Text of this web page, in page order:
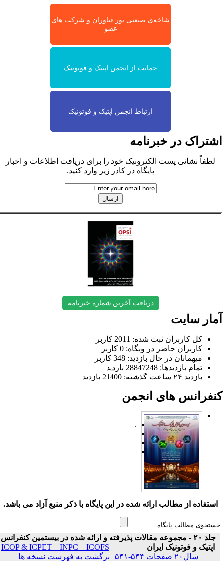
شاخه‌ی صنعتی نور فناوران و شرکت های
عضو
حمایت از انجمن اپتیک و فوتونیک
ارتباط انجمن اپتیک و فوتونیک
در خبرنامه
لطفاً نشانی پست الکترونیک خود را برای دریافت اطلاعات و اخبار
پایگاه در کادر زیر وارد کنید.
دریافت آخرین شماره خبرنامه
سایت
کل کاربران ثبت شده: 2011 کاربر
کاربران حاضر در وبگاه: 0 کاربر
میهمانان در حال بازدید: 348 کاربر
تمام بازدید‌ها: 28847248 بازدید
بازدید ۲۴ ساعت گذشته: 21400 بازدید
های انجمن
.
استفاده از مطالب ارائه شده در این پایگاه با ذکر منبع آزاد می باشد.
جلد ۲۰ - مجموعه مقالات پذیرفته و ارائه شده در بیستمین کنفرانس
اپتیک و فوتونیک ایران
ICOP & ICPET _ INPC _ ICOFS
سال۲۰ صفحات ۵۴۴-۵۴۱
|برگشت به فهرست نسخه ها